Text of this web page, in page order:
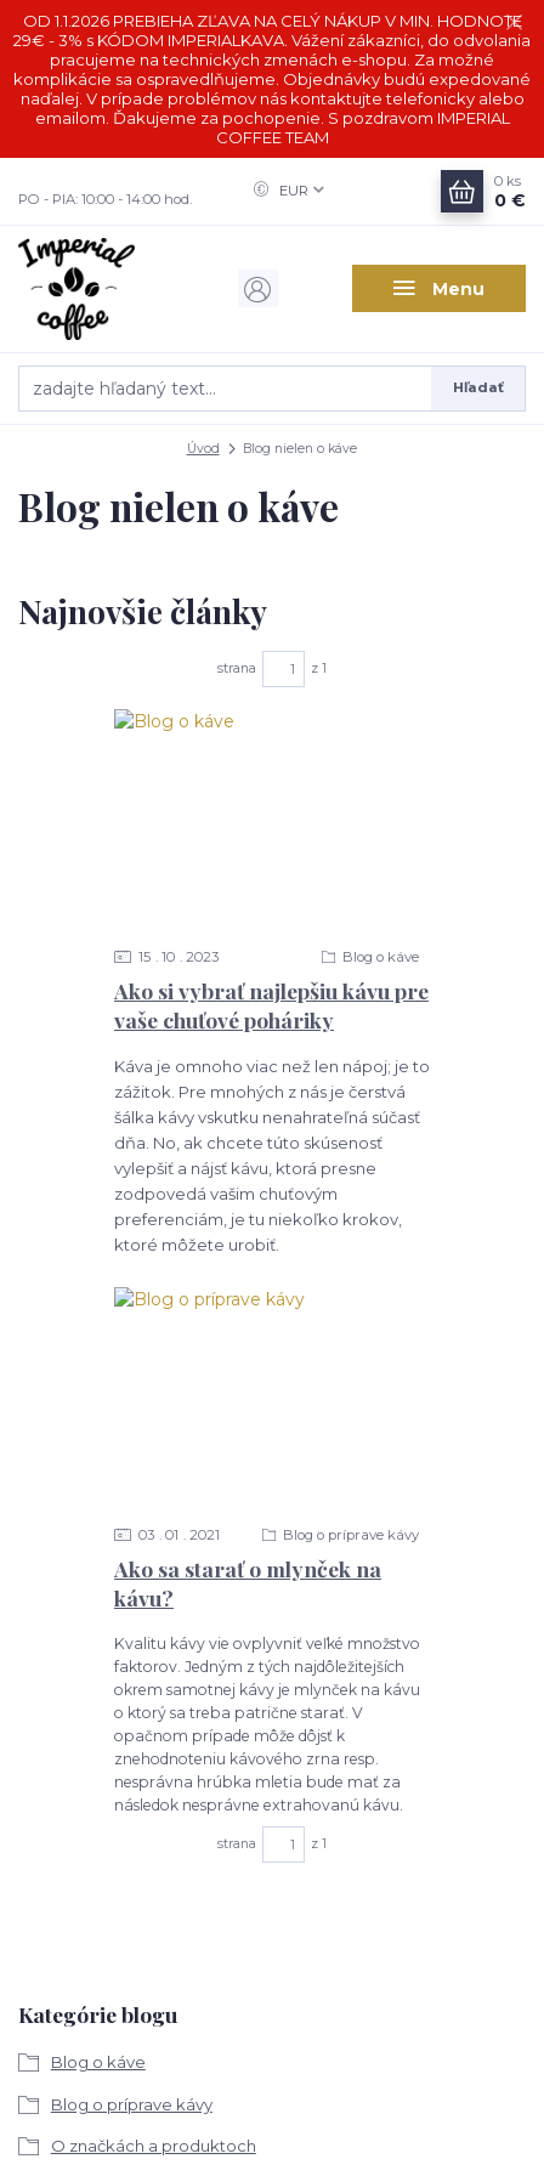
OD 1.1.2026 PREBIEHA ZĽAVA NA CELÝ NÁKUP V MIN. HODNOTE
29€ - 3% s KÓDOM IMPERIALKAVA. Vážení zákazníci, do odvolania
pracujeme na technických zmenách e-shopu. Za možné
komplikácie sa ospravedlňujeme. Objednávky budú expedované
naďalej. V prípade problémov nás kontaktujte telefonicky alebo
emailom. Ďakujeme za pochopenie. S pozdravom IMPERIAL
COFFEE TEAM
Menu
EUR
Hľadať
PO - PIA: 10:00 - 14:00 hod.
0 ks
0 €
Úvod Blog nielen o káve
Kategórie blogu
Blog o káve
Blog o príprave kávy
O značkách a produktoch
Blog nielen o káve
Najnovšie články
strana z 1
Ako si vybrať najlepšiu kávu pre
vaše chuťové poháriky
15 10 2023 Blog o káve
Káva je omnoho viac než len nápoj; je to
zážitok. Pre mnohých z nás je čerstvá
šálka kávy vskutku nenahrateľná súčasť
dňa. No, ak chcete túto skúsenosť
vylepšiť a nájsť kávu, ktorá presne
zodpovedá vašim chuťovým
preferenciám, je tu niekoľko krokov,
ktoré môžete urobiť.
Ako sa starať o mlynček na
kávu?
03 01 2021 Blog o príprave kávy
Kvalitu kávy vie ovplyvniť veľké množstvo
faktorov. Jedným z tých najdôležitejších
okrem samotnej kávy je mlynček na kávu
o ktorý sa treba patrične starať. V
opačnom prípade môže dôjsť k
znehodnoteniu kávového zrna resp.
nesprávna hrúbka mletia bude mať za
následok nesprávne extrahovanú kávu.
strana z 1